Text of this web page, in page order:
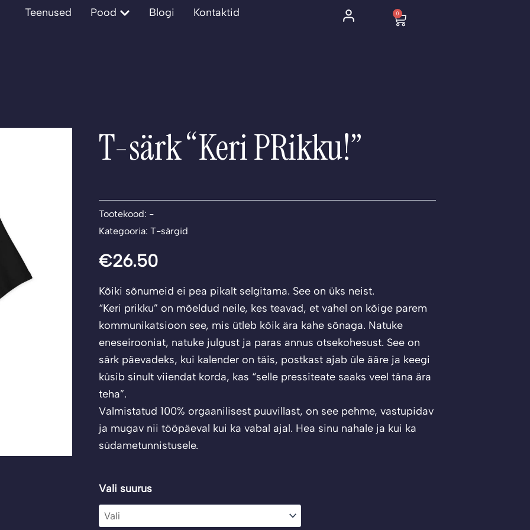
Teenused Pood Open Pood
Blogi Kontaktid 0
Cart
T-särk “Keri PRikku!”
Tootekood: -
Kategooria: T-särgid
€26.50
Kõiki sõnumeid ei pea pikalt selgitama. See on üks neist.
“Keri prikku” on mõeldud neile, kes teavad, et vahel on kõige parem
kommunikatsioon see, mis ütleb kõik ära kahe sõnaga. Natuke
eneseirooniat, natuke julgust ja paras annus otsekohesust. See on
särk päevadeks, kui kalender on täis, postkast ajab üle ääre ja keegi
küsib sinult viiendat korda, kas “selle pressiteate saaks veel täna ära
teha”.
Valmistatud 100% orgaanilisest puuvillast, on see pehme, vastupidav
ja mugav nii tööpäeval kui ka vabal ajal. Hea sinu nahale ja kui ka
südametunnistusele.
Vali suurus
T-
särk
"Keri